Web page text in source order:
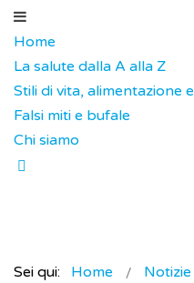
Home
La salute dalla A alla Z
Stili di vita, alimentazione
Falsi miti e bufale
Chi siamo
Sei qui: Home Notizie